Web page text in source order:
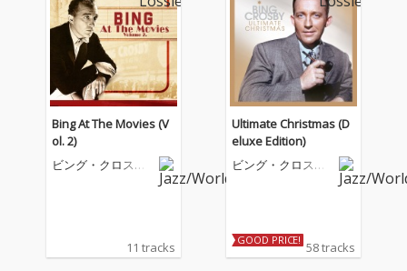
Bing At The Movies (V
ol. 2)
ビング・クロスビ
11 tracks
Ultimate Christmas (D
eluxe Edition)
ビング・クロスビ
GOOD PRICE! 58 tracks